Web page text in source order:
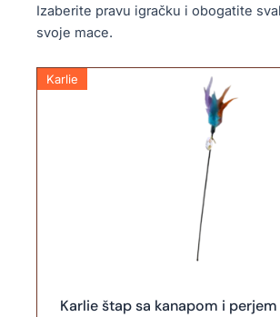
Izaberite pravu igračku i obogatite
svoje mace.
Karlie
Karlie štap sa kanapom i perjem